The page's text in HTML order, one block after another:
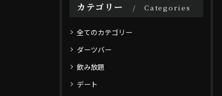
カテゴリー Categories
全てのカテゴリー
ダーツバー
飲み放題
デート